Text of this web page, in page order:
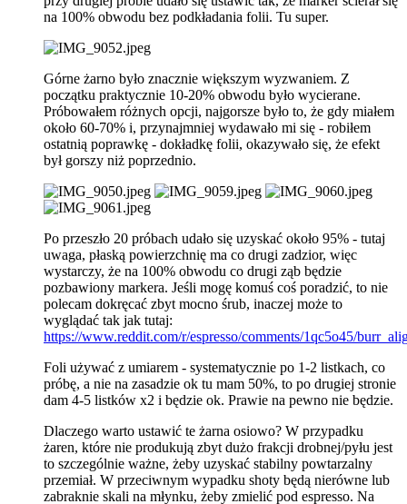
na 100% obwodu bez podkładania folii. Tu super.
Górne żarno było znacznie większym wyzwaniem. Z
początku praktycznie 10-20% obwodu było wycierane.
Próbowałem różnych opcji, najgorsze było to, że gdy miałem
około 60-70% i, przynajmniej wydawało mi się - robiłem
ostatnią poprawkę - dokładkę folii, okazywało się, że efekt
był gorszy niż poprzednio.
Po przeszło 20 próbach udało się uzyskać około 95% - tutaj
uwaga, płaską powierzchnię ma co drugi zadzior, więc
wystarczy, że na 100% obwodu co drugi ząb będzie
pozbawiony markera. Jeśli mogę komuś coś poradzić, to nie
polecam dokręcać zbyt mocno śrub, inaczej może to
wyglądać tak jak tutaj:
https://www.reddit.com/r/espresso/comments/1qc5o45/
Foli używać z umiarem - systematycznie po 1-2 listkach, co
próbę, a nie na zasadzie ok tu mam 50%, to po drugiej stronie
dam 4-5 listków x2 i będzie ok. Prawie na pewno nie będzie.
Dlaczego warto ustawić te żarna osiowo? W przypadku
żaren, które nie produkują zbyt dużo frakcji drobnej/pyłu jest
to szczególnie ważne, żeby uzyskać stabilny powtarzalny
przemiał. W przeciwnym wypadku shoty będą nierówne lub
zabraknie skali na młynku, żeby zmielić pod espresso. Na